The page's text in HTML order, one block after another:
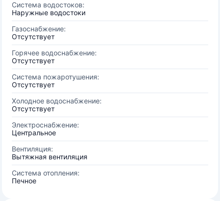
Система водостоков:
Наружные водостоки
Газоснабжение:
Отсутствует
Горячее водоснабжение:
Отсутствует
Система пожаротушения:
Отсутствует
Холодное водоснабжение:
Отсутствует
Электроснабжение:
Центральное
Вентиляция:
Вытяжная вентиляция
Система отопления:
Печное